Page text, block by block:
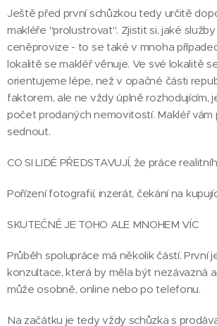
Ještě před první schůzkou tedy určitě
makléře "prolustrovat". Zjistit si, jaké
ceněprovize - to se také v mnoha
lokalitě se makléř věnuje. Ve své lokalitě
orientujeme lépe, než v opačné části
faktorem, ale ne vždy úplně rozhodujícím,
počet prodaných nemovitostí. Makléř vám
sednout.
CO SI LIDÉ PŘEDSTAVUJÍ, že práce
Pořízení fotografií, inzerát, čekání na
SKUTEČNĚ JE TOHO ALE MNOHEM VÍC
Průběh spolupráce má několik částí. První
konzultace, která by měla být nezávazná
může osobně, online nebo po telefonu.
Na začátku je tedy vždy schůzka s